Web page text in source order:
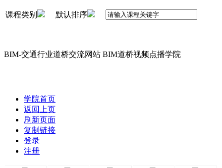
课程类别 默认排序
BIM-交通行业道桥交流网站 BIM道桥视频点播学院
学院首页
返回上页
刷新页面
复制链接
登录
注册